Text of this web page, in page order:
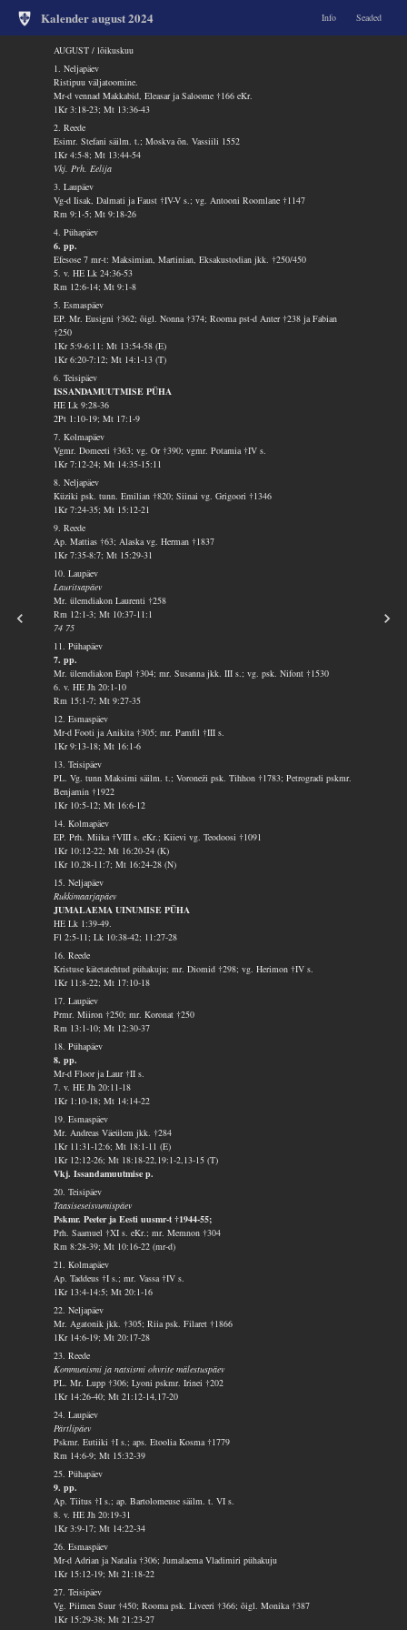
Kalender august 2024 Info Seaded
AUGUST / lõikuskuu
1. Neljapäev
Ristipuu väljatoomine.
Mr-d vennad Makkabid, Eleasar ja Saloome †166 eKr.
1Kr 3:18-23; Mt 13:36-43
2. Reede
Esimr. Stefani säilm. t.; Moskva õn. Vassiili 1552
1Kr 4:5-8; Mt 13:44-54
Vkj. Prh. Eelija
3. Laupäev
Vg-d Iisak, Dalmati ja Faust †IV-V s.; vg. Antooni Roomlane †1147
Rm 9:1-5; Mt 9:18-26
4. Pühapäev
6. pp.
Efesose 7 mr-t: Maksimian, Martinian, Eksakustodian jkk. †250/450
5. v. HE Lk 24:36-53
Rm 12:6-14; Mt 9:1-8
5. Esmaspäev
EP. Mr. Eusigni †362; õigl. Nonna †374; Rooma pst-d Anter †238 ja Fabian
†250
1Kr 5:9-6:11: Mt 13:54-58 (E)
1Kr 6:20-7:12; Mt 14:1-13 (T)
6. Teisipäev
ISSANDAMUUTMISE PÜHA
HE Lk 9:28-36
2Pt 1:10-19; Mt 17:1-9
7. Kolmapäev
Vgmr. Domeeti †363; vg. Or †390; vgmr. Potamia †IV s.
1Kr 7:12-24; Mt 14:35-15:11
8. Neljapäev
Küziki psk. tunn. Emilian †820; Siinai vg. Grigoori †1346
1Kr 7:24-35; Mt 15:12-21
9. Reede
Ap. Mattias †63; Alaska vg. Herman †1837
1Kr 7:35-8:7; Mt 15:29-31
10. Laupäev
Lauritsapäev
Mr. ülemdiakon Laurenti †258
Rm 12:1-3; Mt 10:37-11:1
74 75
11. Pühapäev
7. pp.
Mr. ülemdiakon Eupl †304; mr. Susanna jkk. III s.; vg. psk. Nifont †1530
6. v. HE Jh 20:1-10
Rm 15:1-7; Mt 9:27-35
12. Esmaspäev
Mr-d Footi ja Anikita †305; mr. Pamfil †III s.
1Kr 9:13-18; Mt 16:1-6
13. Teisipäev
PL. Vg. tunn Maksimi säilm. t.; Voroneži psk. Tihhon †1783; Petrogradi pskmr.
Benjamin †1922
1Kr 10:5-12; Mt 16:6-12
14. Kolmapäev
EP. Prh. Miika †VIII s. eKr.; Kiievi vg. Teodoosi †1091
1Kr 10:12-22; Mt 16:20-24 (K)
1Kr 10.28-11:7; Mt 16:24-28 (N)
15. Neljapäev
Rukkimaarjapäev
JUMALAEMA UINUMISE PÜHA
HE Lk 1:39-49.
Fl 2:5-11; Lk 10:38-42; 11:27-28
16. Reede
Kristuse kätetatehtud pühakuju; mr. Diomid †298; vg. Herimon †IV s.
1Kr 11:8-22; Mt 17:10-18
17. Laupäev
Prmr. Miiron †250; mr. Koronat †250
Rm 13:1-10; Mt 12:30-37
18. Pühapäev
8. pp.
Mr-d Floor ja Laur †II s.
7. v. HE Jh 20:11-18
1Kr 1:10-18; Mt 14:14-22
19. Esmaspäev
Mr. Andreas Väeülem jkk. †284
1Kr 11:31-12:6; Mt 18:1-11 (E)
1Kr 12:12-26; Mt 18:18-22,19:1-2,13-15 (T)
Vkj. Issandamuutmise p.
20. Teisipäev
Taasiseseisvumispäev
Pskmr. Peeter ja Eesti uusmr-t †1944-55;
Prh. Saamuel †XI s. eKr.; mr. Memnon †304
Rm 8:28-39; Mt 10:16-22 (mr-d)
21. Kolmapäev
Ap. Taddeus †I s.; mr. Vassa †IV s.
1Kr 13:4-14:5; Mt 20:1-16
22. Neljapäev
Mr. Agatonik jkk. †305; Riia psk. Filaret †1866
1Kr 14:6-19; Mt 20:17-28
23. Reede
Kommunismi ja natsismi ohvrite mälestuspäev
PL. Mr. Lupp †306; Lyoni pskmr. Irinei †202
1Kr 14:26-40; Mt 21:12-14,17-20
24. Laupäev
Pärtlipäev
Pskmr. Eutiiki †I s.; aps. Etoolia Kosma †1779
Rm 14:6-9; Mt 15:32-39
25. Pühapäev
9. pp.
Ap. Tiitus †I s.; ap. Bartolomeuse säilm. t. VI s.
8. v. HE Jh 20:19-31
1Kr 3:9-17; Mt 14:22-34
26. Esmaspäev
Mr-d Adrian ja Natalia †306; Jumalaema Vladimiri pühakuju
1Kr 15:12-19; Mt 21:18-22
27. Teisipäev
Vg. Piimen Suur †450; Rooma psk. Liveeri †366; õigl. Monika †387
1Kr 15:29-38; Mt 21:23-27